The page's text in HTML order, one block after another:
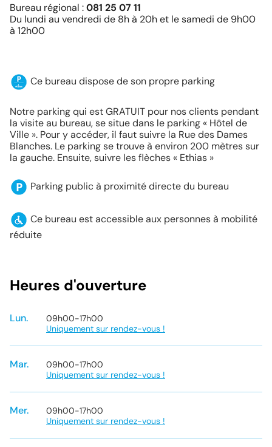
Bureau régional :081 25 07 11
Du lundi au vendredi de 8h à 20h et le samedi de 9h00
à 12h00
Ce bureau dispose de son propre parking
Notre parking qui est GRATUIT pour nos clients pendant
la visite au bureau, se situe dans le parking « Hôtel de
Ville ». Pour y accéder, il faut suivre la Rue des Dames
Blanches. Le parking se trouve à environ 200 mètres sur
la gauche. Ensuite, suivre les flèches « Ethias »
Parking public à proximité directe du bureau
Ce bureau est accessible aux personnes à mobilité
réduite
Heures d'ouverture
Lun. 09h00-17h00
Uniquement sur rendez-vous !
Mar. 09h00-17h00
Uniquement sur rendez-vous !
Mer. 09h00-17h00
Uniquement sur rendez-vous !